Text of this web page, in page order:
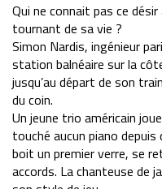
Qui ne connait pas ce
tournant de sa vie ?
Simon Nardis, ingénieur
station balnéaire sur la
jusqu’au départ de son
du coin.
Un jeune trio américain
touché aucun piano depuis
boit un premier verre, se
accords. La chanteuse de